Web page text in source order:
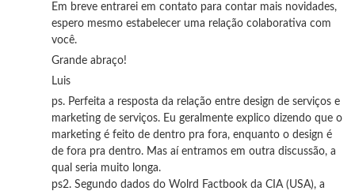
Em breve entrarei em contato para contar mais novidades,
espero mesmo estabelecer uma relação colaborativa com
você.
Grande abraço!
Luis
ps. Perfeita a resposta da relação entre design de serviços e
marketing de serviços. Eu geralmente explico dizendo que o
marketing é feito de dentro pra fora, enquanto o design é
de fora pra dentro. Mas aí entramos em outra discussão, a
qual seria muito longa.
ps2. Segundo dados do Wolrd Factbook da CIA (USA), a